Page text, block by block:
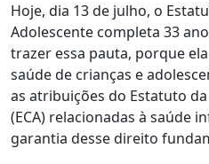
Hoje, dia 13 de julho, o
Adolescente completa 33
trazer essa pauta, porque
saúde de crianças e
as atribuições do Estatuto
(ECA) relacionadas à saúde
garantia desse direito